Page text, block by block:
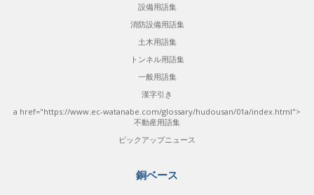
設備用語集
消防設備用語集
土木用語集
トンネル用語集
一般用語集
漢字引き
a href="https://www.ec-watanabe.com/glossary/hudousan/01a/index.html">
不動産用語集
ピックアップニュース
銅ベース